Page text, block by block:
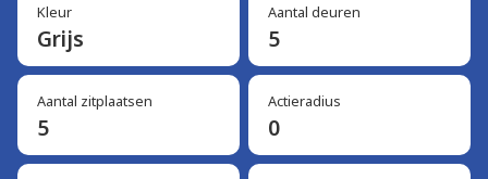
Kleur
Grijs
Aantal deuren
5
Aantal zitplaatsen
5
Actieradius
0